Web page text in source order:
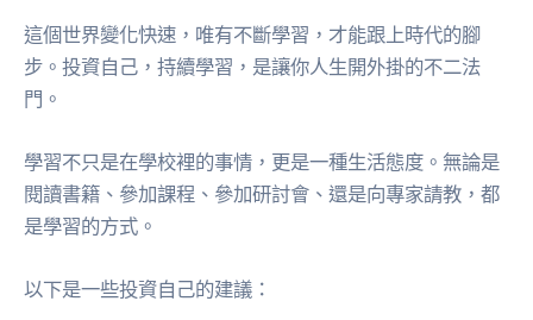
這個世界變化快速，唯有不斷學習，才能跟上時代的腳
步。投資自己，持續學習，是讓你人生開外掛的不二法
門。
學習不只是在學校裡的事情，更是一種生活態度。無論是
閱讀書籍、參加課程、參加研討會、還是向專家請教，都
是學習的方式。
以下是一些投資自己的建議：